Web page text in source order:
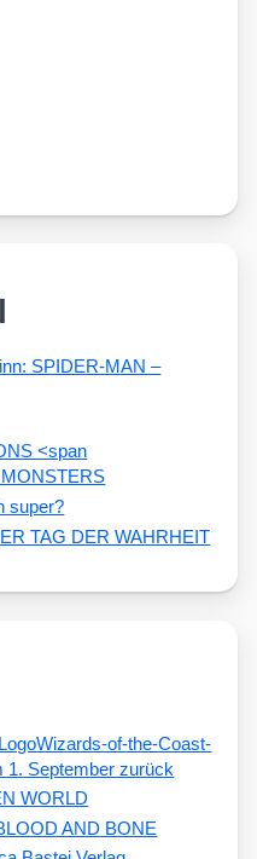
SPIDER-MAN –
<span
super?
TAG DER WAHRHEIT
Wizards-of-the-Coast-
1. September zurück
WORLD
AND BONE